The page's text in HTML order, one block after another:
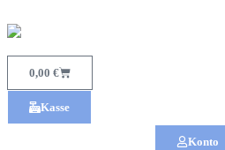
0,00 €
Kasse
Konto